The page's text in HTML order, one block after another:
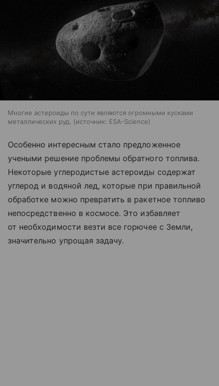
Многие астероиды по сути являются огромными кусками
металлических руд.
источник: ESA-Science
Особенно интересным стало предложенное
учеными решение проблемы обратного топлива.
Некоторые углеродистые астероиды содержат
углерод и водяной лед, которые при правильной
обработке можно превратить в ракетное топливо
непосредственно в космосе. Это избавляет
от необходимости везти все горючее с Земли,
значительно упрощая задачу.